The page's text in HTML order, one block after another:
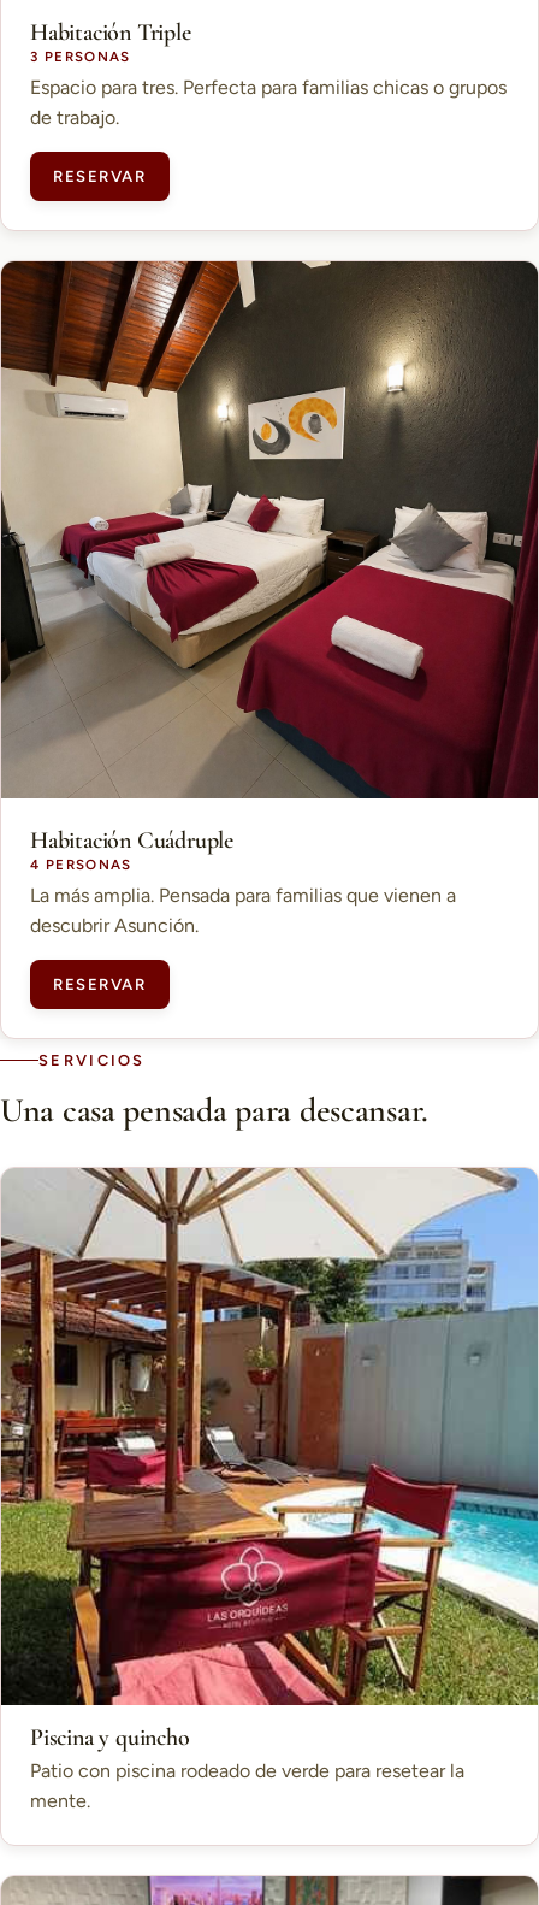
Habitación Triple
3 PERSONAS
Espacio para tres. Perfecta para familias chicas o grupos
de trabajo.
RESERVAR
Habitación Cuádruple
4 PERSONAS
La más amplia. Pensada para familias que vienen a
descubrir Asunción.
RESERVAR
SERVICIOS
Una casa pensada para descansar.
Piscina y quincho
Patio con piscina rodeado de verde para resetear la
mente.